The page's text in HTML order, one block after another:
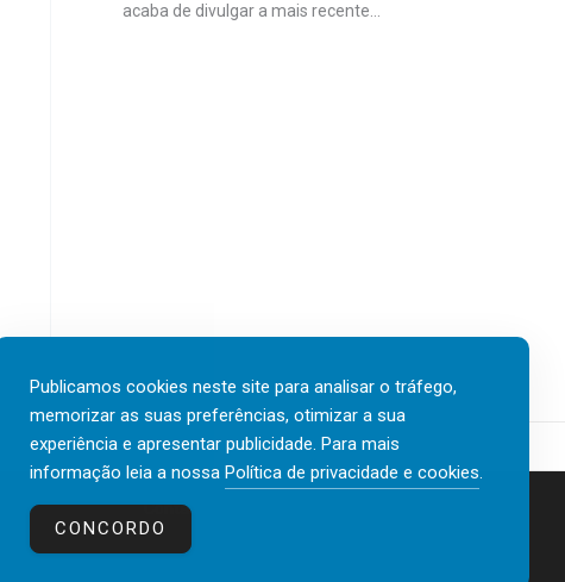
acaba de divulgar a mais recente...
Contactos
Publicamos cookies neste site para analisar o tráfego,
memorizar as suas preferências, otimizar a sua
experiência e apresentar publicidade. Para mais
informação leia a nossa Política de privacidade e cookies.
CONCORDO